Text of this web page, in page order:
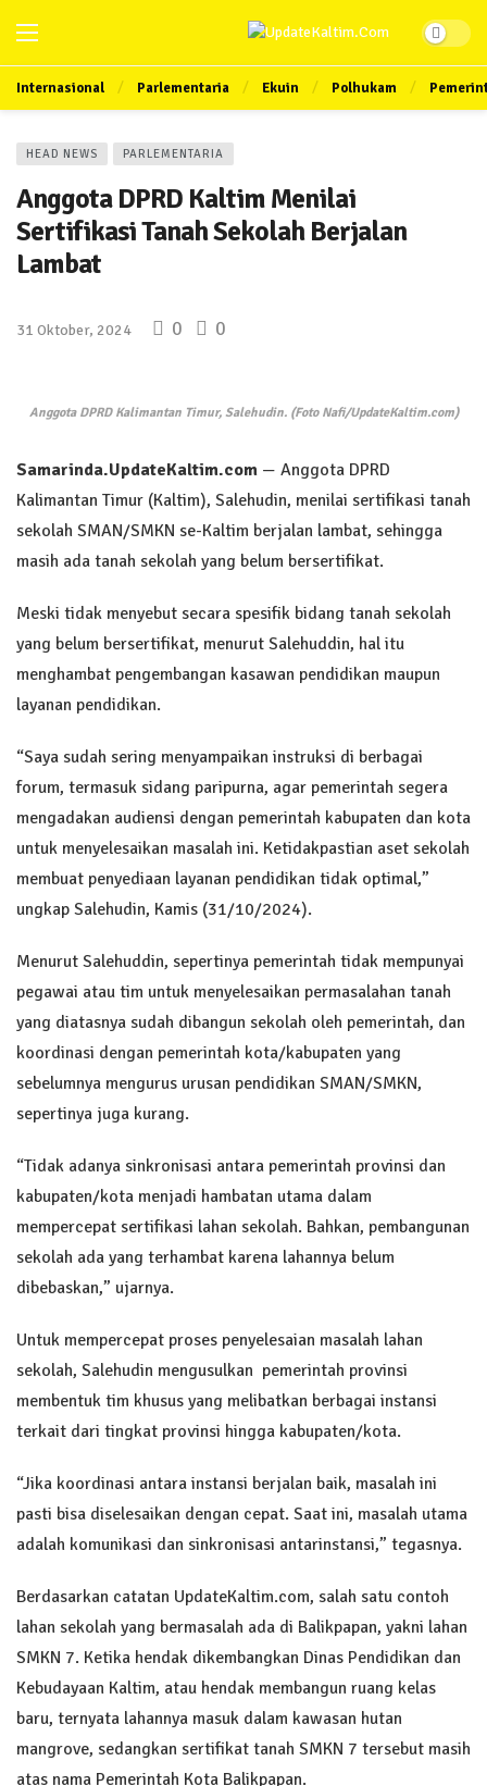
Internasional Parlementaria Ekuin Polhukam
HEAD NEWS PARLEMENTARIA
Anggota DPRD Kaltim Menilai
Sertifikasi Tanah Sekolah Berjalan
Lambat
31 Oktober, 2024 0 0
Anggota DPRD Kalimantan Timur, Salehudin. (Foto Nafi/UpdateKaltim.com)
Samarinda.UpdateKaltim.com — Anggota DPRD
Kalimantan Timur (Kaltim), Salehudin, menilai sertifikasi tanah
sekolah SMAN/SMKN se-Kaltim berjalan lambat, sehingga
masih ada tanah sekolah yang belum bersertifikat.
Meski tidak menyebut secara spesifik bidang tanah sekolah
yang belum bersertifikat, menurut Salehuddin, hal itu
menghambat pengembangan kasawan pendidikan maupun
layanan pendidikan.
“Saya sudah sering menyampaikan instruksi di berbagai
forum, termasuk sidang paripurna, agar pemerintah segera
mengadakan audiensi dengan pemerintah kabupaten dan kota
untuk menyelesaikan masalah ini. Ketidakpastian aset sekolah
membuat penyediaan layanan pendidikan tidak optimal,”
ungkap Salehudin, Kamis (31/10/2024).
Menurut Salehuddin, sepertinya pemerintah tidak mempunyai
pegawai atau tim untuk menyelesaikan permasalahan tanah
yang diatasnya sudah dibangun sekolah oleh pemerintah, dan
koordinasi dengan pemerintah kota/kabupaten yang
sebelumnya mengurus urusan pendidikan SMAN/SMKN,
sepertinya juga kurang.
“Tidak adanya sinkronisasi antara pemerintah provinsi dan
kabupaten/kota menjadi hambatan utama dalam
mempercepat sertifikasi lahan sekolah. Bahkan, pembangunan
sekolah ada yang terhambat karena lahannya belum
dibebaskan,” ujarnya.
Untuk mempercepat proses penyelesaian masalah lahan
sekolah, Salehudin mengusulkan pemerintah provinsi
membentuk tim khusus yang melibatkan berbagai instansi
terkait dari tingkat provinsi hingga kabupaten/kota.
“Jika koordinasi antara instansi berjalan baik, masalah ini
pasti bisa diselesaikan dengan cepat. Saat ini, masalah utama
adalah komunikasi dan sinkronisasi antarinstansi,” tegasnya.
Berdasarkan catatan UpdateKaltim.com, salah satu contoh
lahan sekolah yang bermasalah ada di Balikpapan, yakni lahan
SMKN 7. Ketika hendak dikembangkan Dinas Pendidikan dan
Kebudayaan Kaltim, atau hendak membangun ruang kelas
baru, ternyata lahannya masuk dalam kawasan hutan
mangrove, sedangkan sertifikat tanah SMKN 7 tersebut masih
atas nama Pemerintah Kota Balikpapan.